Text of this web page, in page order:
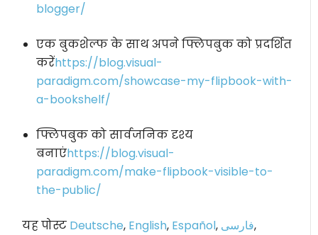
blogger/
एक बुकशेल्फ के साथ अपने फ्लिपबुक को प्रदर्शित
करेंhttps://blog.visual-
paradigm.com/showcase-my-flipbook-with-
a-bookshelf/
फ्लिपबुक को सार्वजनिक दृश्य
बनाएंhttps://blog.visual-
paradigm.com/make-flipbook-visible-to-
the-public/
यह पोस्ट Deutsche, English, Español, فارسی,